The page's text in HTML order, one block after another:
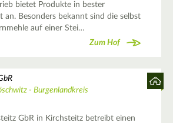
bietet Produkte in bester
an. Besonders bekannt sind die selbst
auf einer Stei…
Zum Hof
- Burgenlandkreis
GbR in Kirchsteitz betreibt einen